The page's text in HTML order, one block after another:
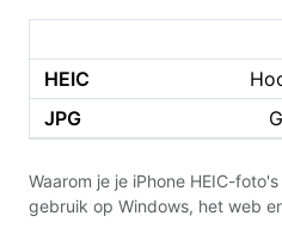
Waarom je je iPhone HEIC-
gebruik op Windows, het web